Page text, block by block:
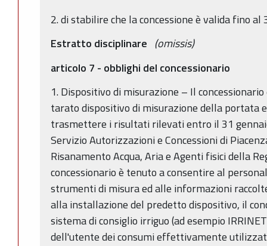
2. di stabilire che la concessione è valida fino
Estratto disciplinare (omissis)
articolo 7 - obblighi del concessionario
1. Dispositivo di misurazione – Il
tarato dispositivo di misurazione della portata
trasmettere i risultati rilevati entro il 31
Servizio Autorizzazioni e Concessioni di
Risanamento Acqua, Aria e Agenti fisici della
concessionario è tenuto a consentire al
strumenti di misura ed alle informazioni
alla installazione del predetto dispositivo, il
sistema di consiglio irriguo (ad esempio
dell'utente dei consumi effettivamente